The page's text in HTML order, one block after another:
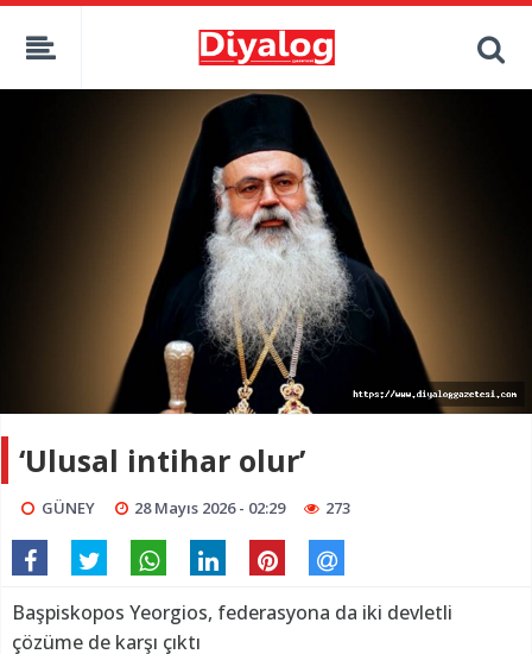
‘Ulusal intihar olur’
GÜNEY 28 Mayıs 2026 - 02:29 273
Başpiskopos Yeorgios, federasyona da iki devletli
çözüme de karşı çıktı